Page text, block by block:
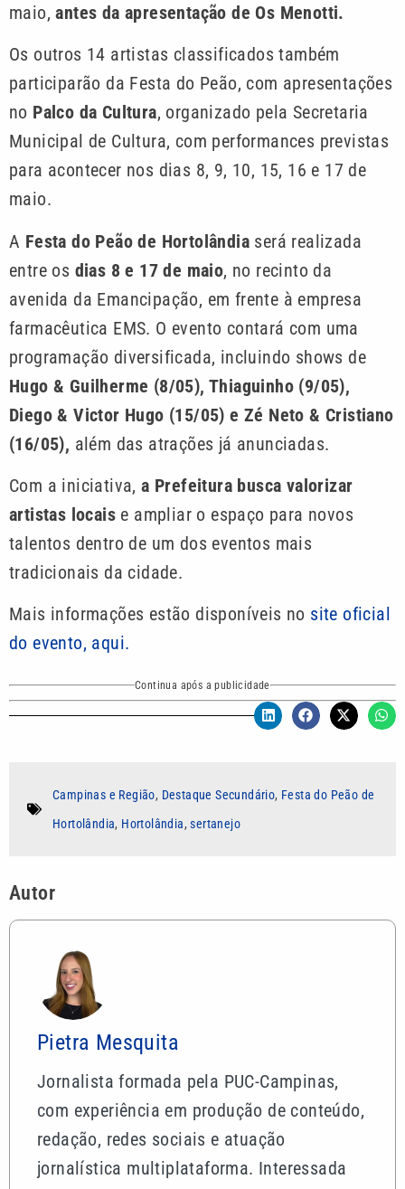
maio, antes da apresentação de Os Menotti.
Os outros 14 artistas classificados também
participarão da Festa do Peão, com apresentações
no Palco da Cultura, organizado pela Secretaria
Municipal de Cultura, com performances previstas
para acontecer nos dias 8, 9, 10, 15, 16 e 17 de
maio.
A Festa do Peão de Hortolândia será realizada
entre os dias 8 e 17 de maio, no recinto da
avenida da Emancipação, em frente à empresa
farmacêutica EMS. O evento contará com uma
programação diversificada, incluindo shows de
Hugo & Guilherme (8/05), Thiaguinho (9/05),
Diego & Victor Hugo (15/05) e Zé Neto & Cristiano
(16/05), além das atrações já anunciadas.
Com a iniciativa,a Prefeitura busca valorizar
artistas locais e ampliar o espaço para novos
talentos dentro de um dos eventos mais
tradicionais da cidade.
Mais informações estão disponíveis no site oficial
do evento, aqui.
Continua após a publicidade
Campinas e Região, Destaque Secundário, Festa do Peão de
Hortolândia, Hortolândia,sertanejo
Autor
Pietra Mesquita
Jornalista formada pela PUC-Campinas,
com experiência em produção de conteúdo,
redação, redes sociais e atuação
jornalística multiplataforma. Interessada